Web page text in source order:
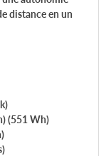
distance en un
(551 Wh)